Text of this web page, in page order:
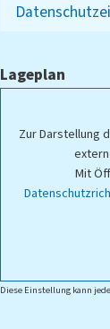
Lageplan
Zur Darstellung
Mit
Diese Einstellung kann